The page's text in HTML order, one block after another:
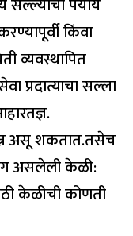
किंवा
व्यवस्थापित
प्रदात्याचा सल्ला
असू शकतात.तसेच
असलेली केळी:
केळीची कोणती